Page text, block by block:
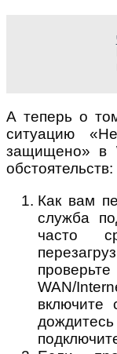
А теперь о
ситуацию
защищено» в
обстоятельств:
Как вам
служба
часто
WAN/
включите